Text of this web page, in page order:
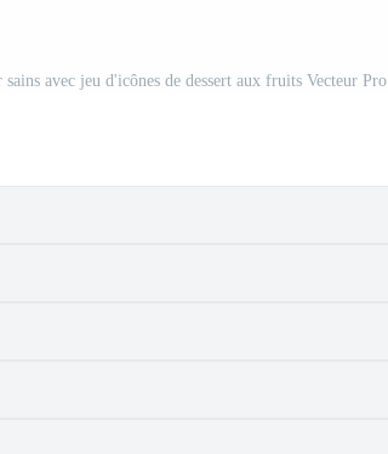
sains avec jeu d'icônes de dessert aux fruits Vecteur Pro